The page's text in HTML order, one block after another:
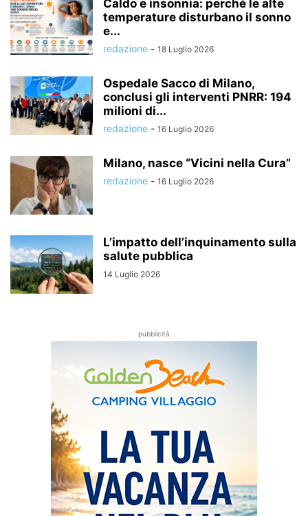
Caldo e insonnia: perché le alte
temperature disturbano il sonno
e...
redazione - 18 Luglio 2026
Ospedale Sacco di Milano,
conclusi gli interventi PNRR: 194
milioni di...
redazione - 16 Luglio 2026
Milano, nasce “Vicini nella Cura”
redazione - 16 Luglio 2026
L’impatto dell’inquinamento sulla
salute pubblica
14 Luglio 2026
pubblicità